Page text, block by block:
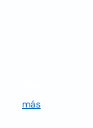
Utilizamos
más